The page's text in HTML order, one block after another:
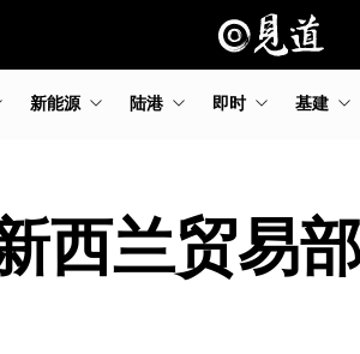
新能源 陆港 即时 基建
西兰贸易